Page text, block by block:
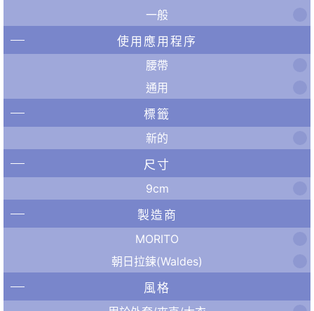
一般
使用應用程序
腰帶
通用
標籤
新的
尺寸
9cm
製造商
MORITO
朝日拉鍊(Waldes)
風格